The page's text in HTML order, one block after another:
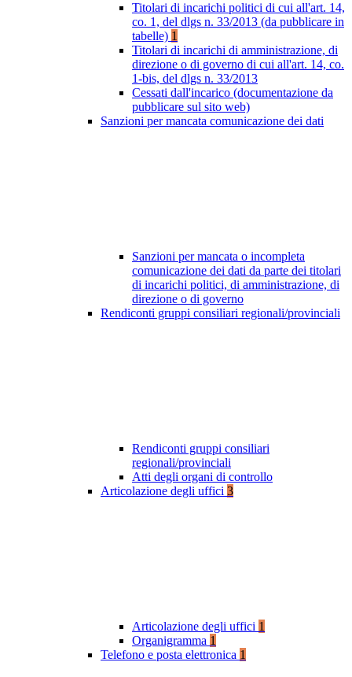
Titolari di incarichi politici di cui all'art. 14,
co. 1, del dlgs n. 33/2013 (da pubblicare in
tabelle) 1
Titolari di incarichi di amministrazione, di
direzione o di governo di cui all'art. 14, co.
1-bis, del dlgs n. 33/2013
Cessati dall'incarico (documentazione da
pubblicare sul sito web)
Sanzioni per mancata comunicazione dei dati
Sanzioni per mancata o incompleta
comunicazione dei dati da parte dei titolari
di incarichi politici, di amministrazione, di
direzione o di governo
Rendiconti gruppi consiliari regionali/provinciali
Rendiconti gruppi consiliari
regionali/provinciali
Atti degli organi di controllo
Articolazione degli uffici 3
Articolazione degli uffici 1
Organigramma 1
Telefono e posta elettronica 1